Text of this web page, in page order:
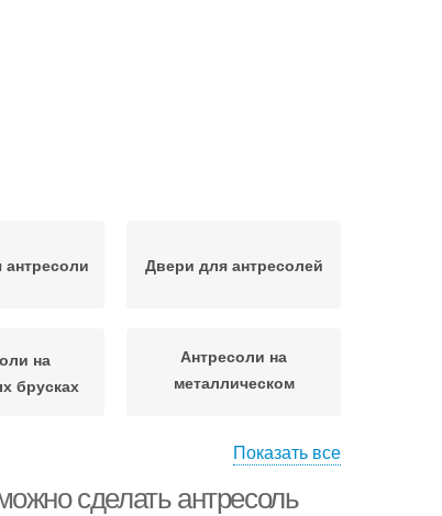
Двери для антресолей
на
брусках
Антресоли на
металлическом
Показать все
сделать антресоль